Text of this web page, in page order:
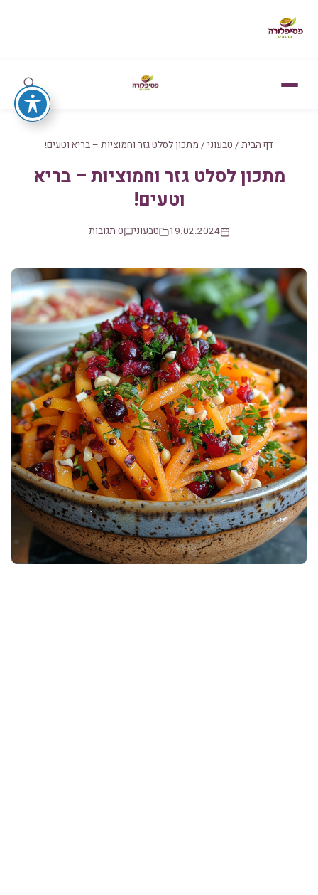
דף הבית / טבעוני / מתכון לסלט גזר וחמוציות – בריא וטעים!
מתכון לסלט גזר וחמוציות – בריא
וטעים!
19.02.2024 טבעוני 0 תגובות